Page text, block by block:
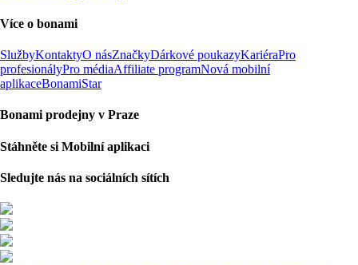
Více o bonami
SlužbyKontaktyO násZnačkyDárkové poukazyKariéraPro
profesionályPro médiaAffiliate programNová mobilní
aplikaceBonamiStar
Bonami prodejny v Praze
Stáhněte si Mobilní aplikaci
Sledujte nás na sociálních sítích